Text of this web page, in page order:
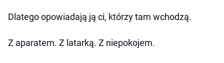
Dlatego opowiadają ją ci, którzy tam wchodzą.
Z aparatem. Z latarką. Z niepokojem.